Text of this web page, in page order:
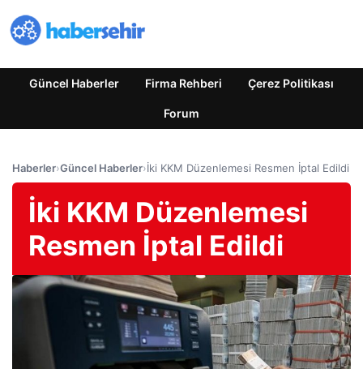
Güncel Haberler Firma Rehberi Çerez Politikası
Forum
Haberler›Güncel Haberler›İki KKM Düzenlemesi Resmen İptal Edildi
İki KKM Düzenlemesi
Resmen İptal Edildi